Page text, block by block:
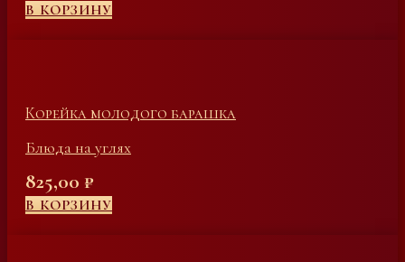
В КОРЗИНУ
Корейка молодого барашка
Блюда на углях
825,00 ₽
В КОРЗИНУ